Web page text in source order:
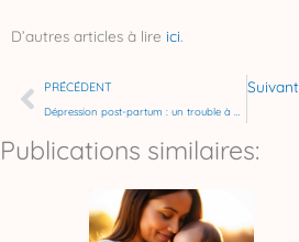
D’autres articles à lire ici.
Précédent
PRÉCÉDENT Suivant
Publications similaires: